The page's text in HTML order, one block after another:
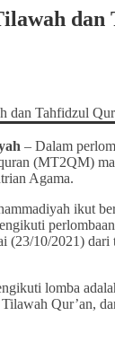
dan
– Dalam
(MT2QM)
Agama.
ikut
(23/10/2021)
lomba
Qur’an,